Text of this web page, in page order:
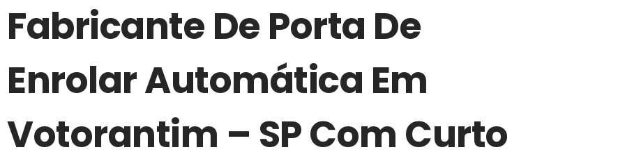
Fabricante De Porta De
Enrolar Automática Em
Votorantim – SP Com Curto